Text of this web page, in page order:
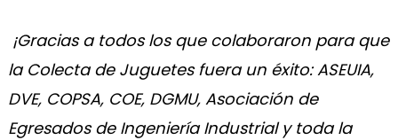
¡Gracias a todos los que colaboraron para que
la Colecta de Juguetes fuera un éxito: ASEUIA,
DVE, COPSA, COE, DGMU, Asociación de
Egresados de Ingeniería Industrial y toda la